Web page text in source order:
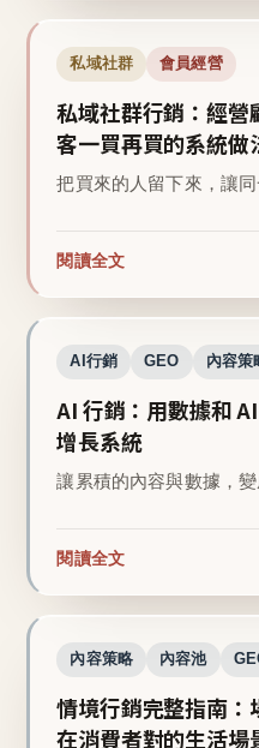
私域社群 會員經營
私域社群行銷：經營
客一買再買的系統做
把買來的人留下來，讓同
閱讀全文
AI行銷 GEO 內容策
AI 行銷：用數據和
增長系統
讓累積的內容與數據，
閱讀全文
內容策略 內容池
情境行銷完整指南：
在消費者對的生活場